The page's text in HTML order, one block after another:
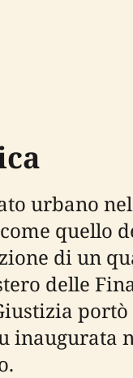
urbano
quello
di un
delle
inaugurata